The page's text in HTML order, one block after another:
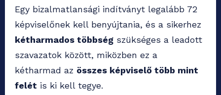
Egy bizalmatlansági indítványt legalább 72
képviselőnek kell benyújtania, és a sikerhez
kétharmados többség szükséges a leadott
szavazatok között, miközben ez a
kétharmad az összes képviselő több mint
felét is ki kell tegye.